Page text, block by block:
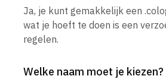
Ja, je kunt gemakkelijk een
wat je hoeft te doen is een
regelen.
Welke naam moet je kiezen?